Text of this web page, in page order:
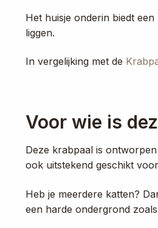
Het huisje onderin biedt
liggen.
In vergelijking met de
Voor wie is
Deze krabpaal is
ook uitstekend geschikt
Heb je meerdere katten?
een harde ondergrond